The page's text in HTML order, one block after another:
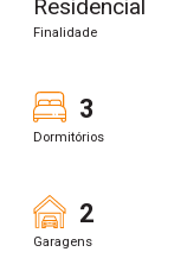
Residencial
Finalidade
3
Dormitórios
2
Garagens